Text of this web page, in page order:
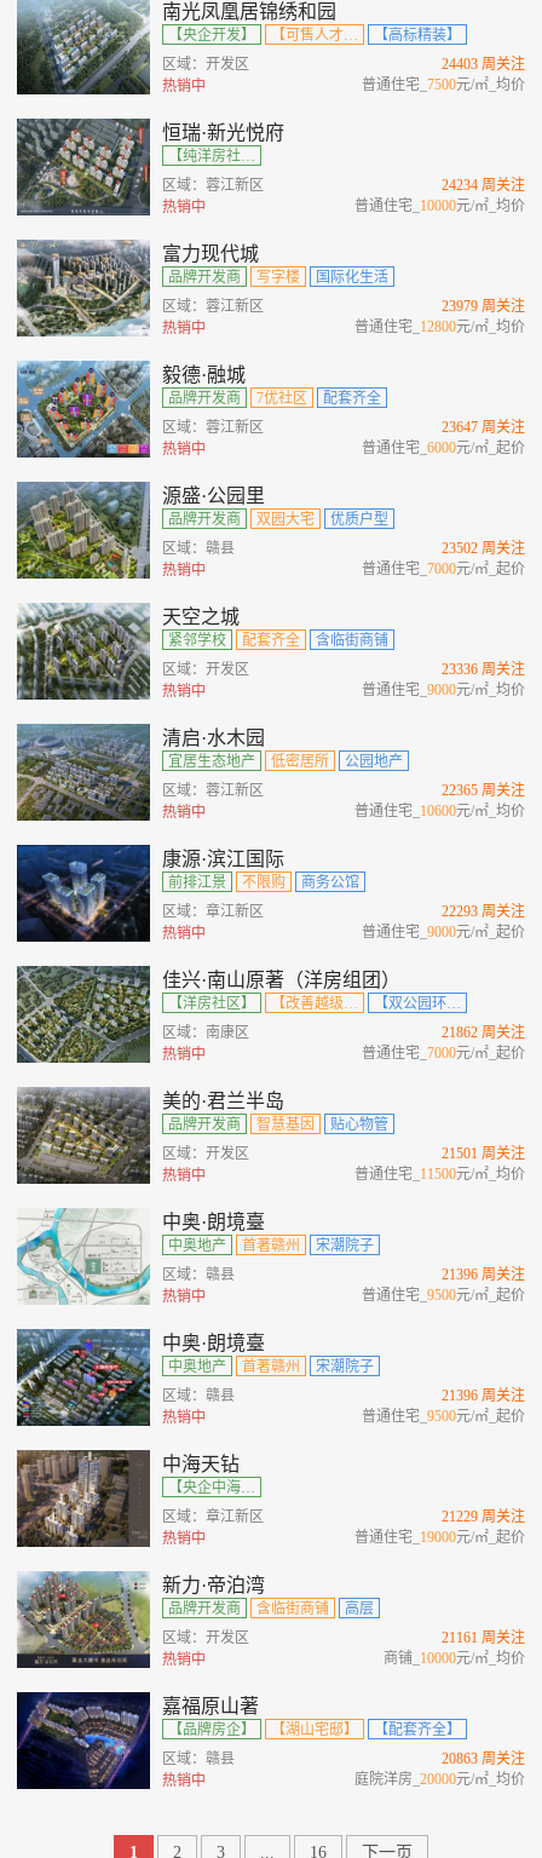
南光凤凰居锦绣和园
【央企开发】 【可售人才房】
【高标精装】
区域：开发区
热销中
24403 周关注
普通住宅_7500元/㎡_均价
恒瑞·新光悦府
【纯洋房社区】【改善楼盘】【毛坯交付】【超大景观阳台 】【私享电梯厅】
区域：蓉江新区
热销中
24234 周关注
普通住宅_ 10000元/㎡_均价
富力现代城
品牌开发商 写字楼
国际化生活
区域：蓉江新区
热销中
23979 周关注
普通住宅_ 12800元/㎡_均价
毅德·融城
品牌开发商 7优社区
配套齐全
区域：蓉江新区
热销中
23647 周关注
普通住宅_6000元/㎡_起价
源盛·公园里
品牌开发商 双园大宅
优质户型
区域：赣县
热销中
23502 周关注
普通住宅_7000元/㎡_起价
天空之城
紧邻学校 配套齐全
含临街商铺
区域：开发区
热销中
23336 周关注
普通住宅_9000元/㎡_均价
清启·水木园
宜居生态地产 低密居所
公园地产
区域：蓉江新区
热销中
22365 周关注
普通住宅_ 10600元/㎡_均价
康源·滨江国际
前排江景 不限购
商务公馆
区域：章江新区
热销中
22293 周关注
普通住宅_9000元/㎡_起价
佳兴·南山原著（洋房组团）
【洋房社区】 【改善越级住区】
【双公园环绕】
区域：南康区
热销中
21862 周关注
普通住宅_7000元/㎡_起价
美的·君兰半岛
品牌开发商 智慧基因
贴心物管
区域：开发区
热销中
21501 周关注
普通住宅_ 11500元/㎡_均价
中奥·朗境臺
中奥地产 首著赣州
宋潮院子
区域：赣县
热销中
21396 周关注
普通住宅_9500元/㎡_起价
中奥·朗境臺
中奥地产 首著赣州
宋潮院子
区域：赣县
热销中
21396 周关注
普通住宅_9500元/㎡_起价
中海天钻
【央企中海】【双轴金脊】【宋式大宅】【高端圈层】
区域：章江新区
热销中
21229 周关注
普通住宅_ 19000元/㎡_起价
新力·帝泊湾
品牌开发商 含临街商铺
高层
区域：开发区
热销中
21161 周关注
商铺_ 10000元/㎡_均价
嘉福原山著
【品牌房企】 【湖山宅邸】
【配套齐全】
区域：赣县
热销中
20863 周关注
庭院洋房_20000元/㎡_均价
1 2 3 ... 16 下一页